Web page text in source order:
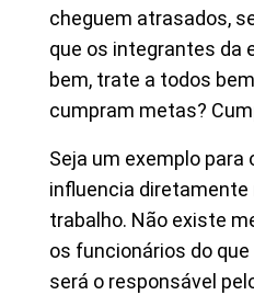
cheguem atrasados,
que os integrantes da
bem, trate a todos
cumpram metas?
Seja um exemplo
influencia diretamente
trabalho. Não existe
os funcionários do
será o responsável